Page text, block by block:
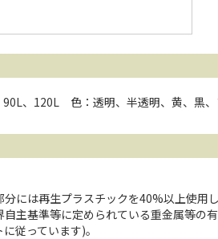
、120L 色：透明、半透明、黄、黒、
分には再生プラスチックを40%以上使用
自主基準等に定められている重金属等
従っています)。